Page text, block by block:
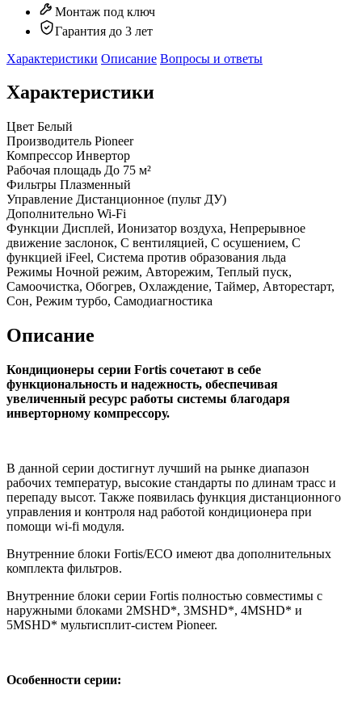
Монтаж под ключ
Гарантия до 3 лет
Характеристики Описание Вопросы и ответы
Характеристики
Цвет Белый
Производитель Pioneer
Компрессор Инвертор
Рабочая площадь До 75 м²
Фильтры Плазменный
Управление Дистанционное (пульт ДУ)
Дополнительно Wi-Fi
Функции Дисплей, Ионизатор воздуха, Непрерывное
движение заслонок, С вентиляцией, С осушением, С
функцией iFeel, Система против образования льда
Режимы Ночной режим, Авторежим, Теплый пуск,
Самоочистка, Обогрев, Охлаждение, Таймер, Авторестарт,
Сон, Режим турбо, Самодиагностика
Описание
Кондиционеры серии Fortis сочетают в себе
функциональность и надежность, обеспечивая
увеличенный ресурс работы системы благодаря
инверторному компрессору.
В данной серии достигнут лучший на рынке диапазон
рабочих температур, высокие стандарты по длинам трасс и
перепаду высот. Также появилась функция дистанционного
управления и контроля над работой кондиционера при
помощи wi-fi модуля.
Внутренние блоки Fortis/ECO имеют два дополнительных
комплекта фильтров.
Внутренние блоки серии Fortis полностью совместимы с
наружными блоками 2MSHD*, 3MSHD*, 4MSHD* и
5MSHD* мультисплит-систем Pioneer.
Особенности серии: